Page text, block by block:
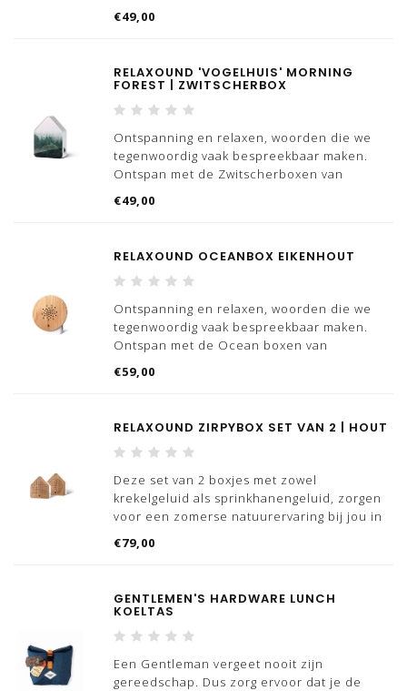
'vogelhuizen' beschikbaar.
Dat is nou exact wat dit
€49,00
RELAXOUND 'VOGELHUIS' MORNING
FOREST | ZWITSCHERBOX
Ontspanning en relaxen, woorden die we
tegenwoordig vaak bespreekbaar maken.
Ontspan met de Zwitscherboxen van
'vogelhuizen' beschikbaar.
Dat is nou exact wat dit
€49,00
RELAXOUND OCEANBOX EIKENHOUT
Ontspanning en relaxen, woorden die we
tegenwoordig vaak bespreekbaar maken.
Ontspan met de Ocean boxen van
we ook hebben meerdere varianten
De natuurlijke geluiden van de Oceanbox
bren
€59,00
RELAXOUND ZIRPYBOX SET VAN 2 | HOUT
Deze set van 2 boxjes met zowel
krekelgeluid als sprinkhanengeluid, zorgen
voor een zomerse natuurervaring bij jou in
boxjes, ervaar je het gevoel alsof je je op
€79,00
GENTLEMEN'S HARDWARE LUNCH
KOELTAS
Een Gentleman vergeet nooit zijn
gereedschap. Dus zorg ervoor dat je de